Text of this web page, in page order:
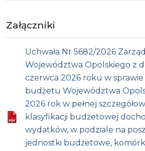
Załączniki
Uchwała Nr 5682/2026
Województwa Opolskiego z
czerwca 2026 roku w
budżetu Województwa
2026 rok w pełnej
klasyfikacji budżetowej
wydatków, w podziale na
jednostki budżetowe,